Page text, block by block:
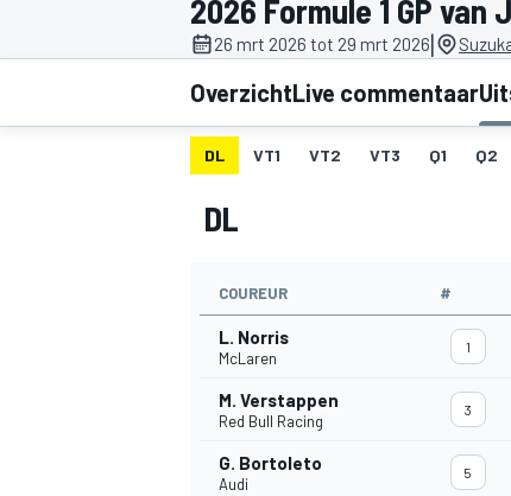
2026 Formule 1 GP van
26 mrt 2026 tot 29 mrt 2026|
OverzichtLive commentaar
DL VT1 VT2 VT3 Q1 Q2
DL
COUREUR #
L. Norris
McLaren
1
M. Verstappen
Red Bull Racing
3
G. Bortoleto
Audi
5